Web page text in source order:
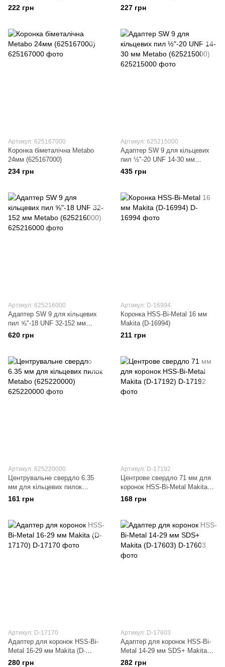
222 грн 227 грн
Артикул: 625167000
Коронка біметалічна Metabo
24мм (625167000)
234 грн
Артикул: 625215000
Адаптер SW 9 для кільцевих
пил ½"-20 UNF 14-30 мм
Metabo (625215000)
435 грн
Артикул: 625216000
Адаптер SW 9 для кільцевих
пил ⅝"-18 UNF 32-152 мм
Metabo (625216000)
620 грн
Артикул: D-16994
Коронка HSS-Bi-Metal 16 мм
Makita (D-16994)
211 грн
Артикул: 625220000
Центрувальне свердло 6.35
мм для кільцевих пилок
Metabo (625220000)
161 грн
Артикул: D-17192
Центрове свердло 71 мм для
коронок HSS-Bi-Metal Makita
(D-17192)
168 грн
Артикул: D-17170
Адаптер для коронок HSS-Bi-
Metal 16-29 мм Makita (D-
17170)
280 грн
Артикул: D-17603
Адаптер для коронок HSS-Bi-
Metal 14-29 мм SDS+ Makita
(D-17603)
282 грн